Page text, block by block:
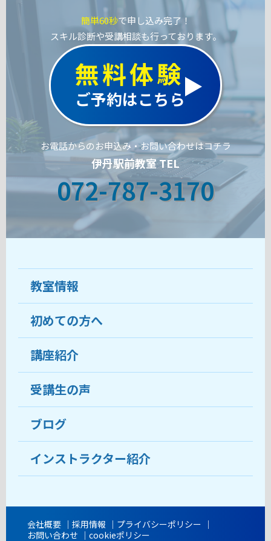
簡単60秒で申し込み完了！
スキル診断や受講相談も行っております。
無料体験
ご予約はこちら
お電話からのお申込み・お問い合わせはコチラ
伊丹駅前教室 TEL
072-787-3170
教室情報
教室について
受講生の声
おすすめ・人気の講座
目的から講座を探す
教室ブログ
初めての方へ
ココがおすすめ
料金
受講までの流れ
よくあるご質問
講座紹介
受講生の声
ブログ
インストラクター紹介
会社概要 採用情報
プライバシーポリシー
お問い合わせ
cookieポリシー